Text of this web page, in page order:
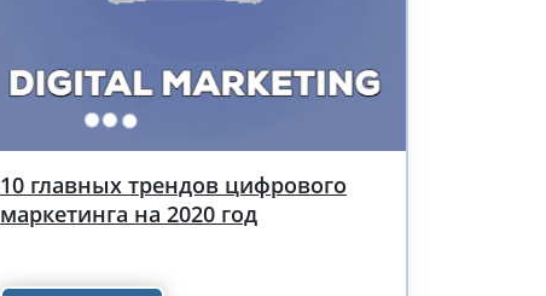
10 главных трендов цифрового
маркетинга на 2020 год